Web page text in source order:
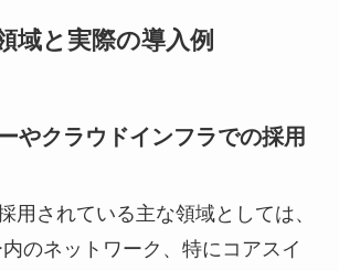
域と実際の導入例
やクラウドインフラでの採用
用されている主な領域としては、
のネットワーク、特にコアスイ